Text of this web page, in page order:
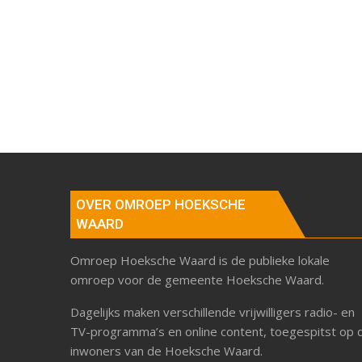
OVER OMROEP HOEKSCHE
WAARD
Omroep Hoeksche Waard is de publieke lokale
omroep voor de gemeente Hoeksche Waard.
Dagelijks maken verschillende vrijwilligers radio- en
TV-programma’s en online content, toegespitst op
inwoners van de Hoeksche Waard.